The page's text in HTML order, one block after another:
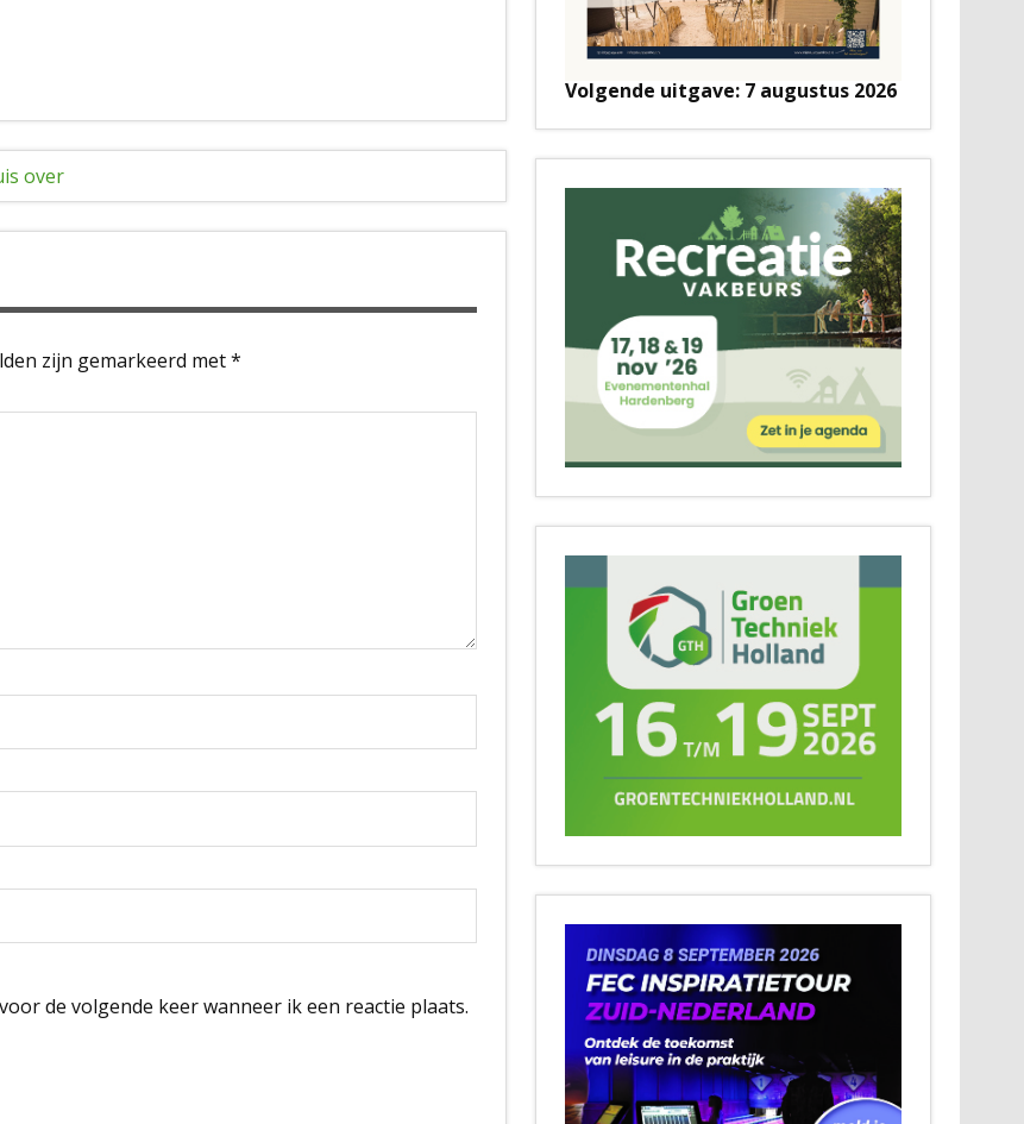
over
zijn gemarkeerd met*
de volgende keer wanneer ik een reactie plaats.
Volgende uitgave: 7 augustus 2026